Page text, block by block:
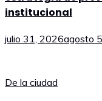
institucional
julio 31, 2026agosto
De la ciudad